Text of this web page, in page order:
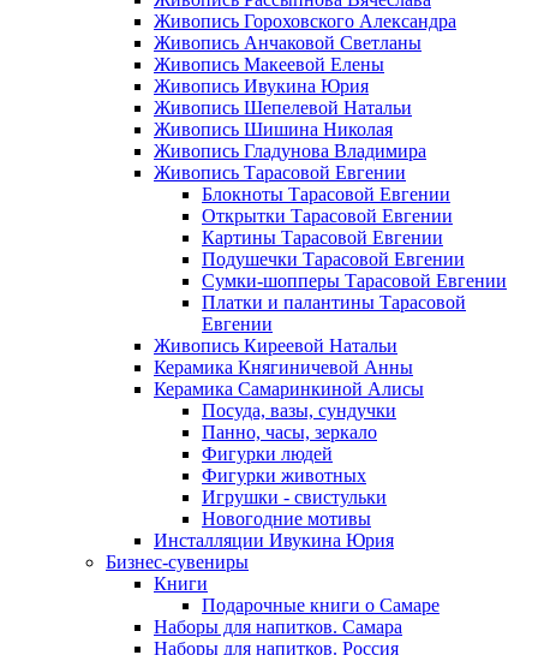
Живопись Гороховского Александра
Живопись Анчаковой Светланы
Живопись Макеевой Елены
Живопись Ивукина Юрия
Живопись Шепелевой Натальи
Живопись Шишина Николая
Живопись Гладунова Владимира
Живопись Тарасовой Евгении
Блокноты Тарасовой Евгении
Открытки Тарасовой Евгении
Картины Тарасовой Евгении
Подушечки Тарасовой Евгении
Сумки-шопперы Тарасовой Евгении
Платки и палантины Тарасовой
Евгении
Живопись Киреевой Натальи
Керамика Княгиничевой Анны
Керамика Самаринкиной Алисы
Посуда, вазы, сундучки
Панно, часы, зеркало
Фигурки людей
Фигурки животных
Игрушки - свистульки
Новогодние мотивы
Инсталляции Ивукина Юрия
Бизнес-сувениры
Книги
Подарочные книги о Самаре
Наборы для напитков. Самара
Наборы для напитков. Россия